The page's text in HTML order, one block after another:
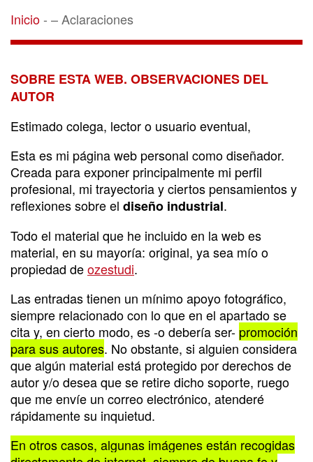
– Aclaraciones
Inicio- – Aclaraciones
SOBRE ESTA WEB. OBSERVACIONES DEL
AUTOR
Estimado colega, lector o usuario eventual,
Esta es mi página web personal como diseñador.
Creada para exponer principalmente mi perfil
profesional, mi trayectoria y ciertos pensamientos y
reflexiones sobre el diseño industrial.
Todo el material que he incluido en la web es
material, en su mayoría: original, ya sea mío o
propiedad deozestudi.
Las entradas tienen un mínimo apoyo fotográfico,
siempre relacionado con lo que en el apartado se
cita y, en cierto modo, es -o debería ser- promoción
para sus autores. No obstante, si alguien considera
que algún material está protegido por derechos de
autor y/o desea que se retire dicho soporte, ruego
que me envíe un correo electrónico, atenderé
rápidamente su inquietud.
En otros casos, algunas imágenes están recogidas